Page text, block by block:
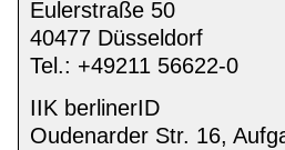
Eulerstraße 50
40477 Düsseldorf
Tel.: +49211 56622-0
IIK berlinerID
Oudenarder Str. 16,